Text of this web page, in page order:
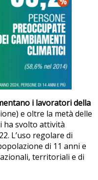
i lavoratori della
e oltre la metà delle
ha svolto attività
L’uso regolare di
di 11 anni e
territoriali e di